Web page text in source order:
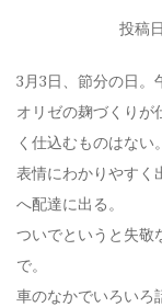
投稿
3月3日、節分の日。
オリゼの麹づくりが
く仕込むものはな
表情にわかりやすく
へ配達に出る。
ついでというと失敬
で。
車のなかでいろいろ